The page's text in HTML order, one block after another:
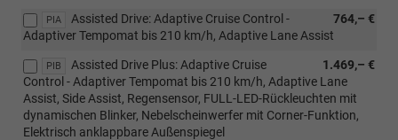
PIA 764,– €
Assisted Drive: Adaptive Cruise Control -
Adaptiver Tempomat bis 210 km/h, Adaptive Lane Assist
PIB 1.469,– €
Assisted Drive Plus: Adaptive Cruise
Control - Adaptiver Tempomat bis 210 km/h, Adaptive Lane
Assist, Side Assist, Regensensor, FULL-LED-Rückleuchten mit
dynamischen Blinker, Nebelscheinwerfer mit Corner-Funktion,
Elektrisch anklappbare Außenspiegel